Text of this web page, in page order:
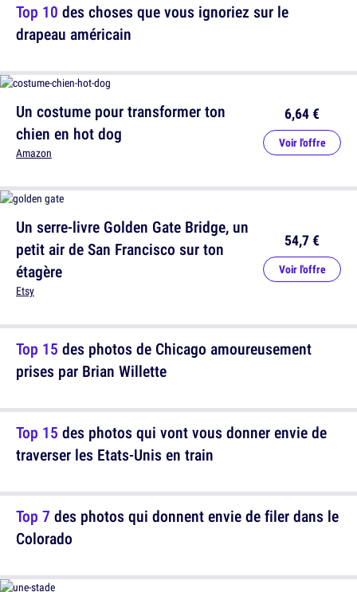
Top 10 des choses que vous ignoriez sur le
drapeau américain
Un serre-livre Golden Gate Bridge, un
petit air de San Francisco sur ton
étagère
Etsy
54,7 €
Voir l'offre
Top 15 des photos qui vont vous donner envie de
traverser les Etats-Unis en train
Un costume pour transformer ton
chien en hot dog
Amazon
6,64 €
Voir l'offre
Top 15 des photos de Chicago amoureusement
prises par Brian Willette
Top 7 des photos qui donnent envie de filer dans le
Colorado